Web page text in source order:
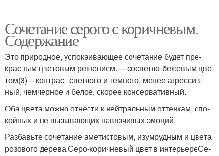
Сочетание серого с коричневым.
Содер­жа­ние
Это при­род­ное, успо­ка­и­ва­ю­щее соче­та­ние будет пре­
крас­ным цве­то­вым реше­ни­ем.— сосвет­ло-беже­вым цве­
том(3) – кон­траст свет­ло­го и тем­но­го, менее агрес­сив­
ный, чемчер­ное и белое, ско­рее кон­сер­ва­тив­ный.
Оба цве­та мож­но отне­сти к ней­траль­ным оттен­кам, спо­
кой­ных и не вызы­ва­ю­щих навяз­чи­вых эмо­ций.
Раз­бавь­те соче­та­ние аме­ти­сто­вым, изу­мруд­ным и цве­та
розо­во­го дерева.Серо-коричневый цвет в инте­рье­ре­Се­